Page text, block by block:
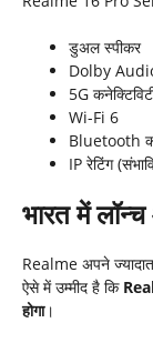
डुअल स्पीकर
Dolby Audio
5G
Wi-Fi 6
Bluetooth
IP रेटिंग
भारत में
Realme अपने
ऐसे में उम्मीद है कि
होगा।